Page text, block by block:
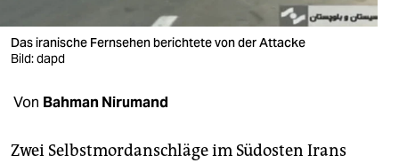
veranstaltungen
fragen & hilfe
unterstützen
Das iranische Fernsehen berichtete von der Attacke
Bild: dapd
Von Bahman Nirumand
Zwei Selbstmordanschläge im Südosten Irans